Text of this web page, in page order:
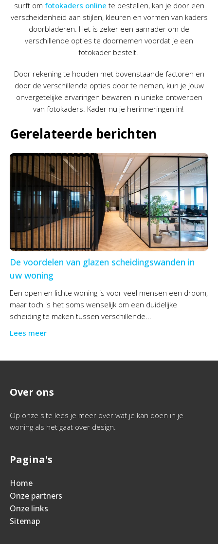
surft om fotokaders online te bestellen, kan je door een
verscheidenheid aan stijlen, kleuren en vormen van kaders
doorbladeren. Het is zeker een aanrader om de
verschillende opties te doornemen voordat je een
fotokader bestelt.
Door rekening te houden met bovenstaande factoren en
door de verschillende opties door te nemen, kun je jouw
onvergetelijke ervaringen bewaren in unieke ontwerpen
van fotokaders. Kader nu je herinneringen in!
Gerelateerde berichten
De voordelen van glazen scheidingswanden in
uw woning
Een open en lichte woning is voor veel mensen een droom,
maar toch is het soms wenselijk om een duidelijke
scheiding te maken tussen verschillende...
Lees meer
Over ons
Op onze site lees je meer over wat je kan doen in je
woning als het gaat over design.
Pagina's
Home
Onze partners
Onze links
Sitemap